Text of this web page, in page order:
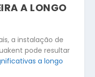
A LONGO
a instalação de
pode resultar
a longo